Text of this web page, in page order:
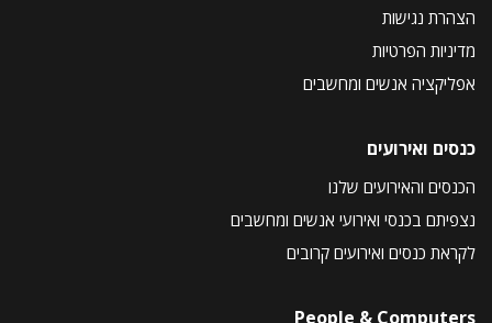
הצהרת נגישות
מדיניות הפרטיות
אפליקציה אנשים ומחשבים
כנסים ואירועים
הכנסים והאירועים שלנו
נצפיתם בכנסי ואירועי אנשים ומחשבים
לקראת כנסים ואירועים קרובים
People & Computers